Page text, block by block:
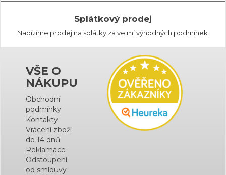
Splátkový prodej
Nabízíme prodej na splátky za velmi výhodných podmínek.
VŠE O
NÁKUPU
Obchodní
podmínky
Kontakty
Vrácení zboží
do 14 dnů
Reklamace
Odstoupení
od smlouvy